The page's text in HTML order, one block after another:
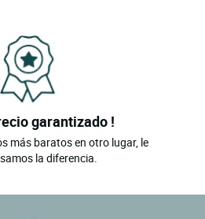
garantizado !
más baratos en otro lugar, le
la diferencia.